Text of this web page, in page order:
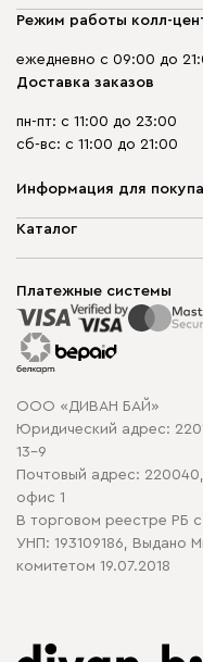
Режим работы колл-
ежедневно с 09:00 до
Доставка заказов
пн-пт: с 11:00 до 23:00
сб-вс: с 11:00 до 21:00
Информация для
О компании
Способы оплаты
Рассрочка и кредит
Гарантия
Карта сайта
Политика
Политика в отношении
Каталог
Корпусная мебель
Распродажа мебели
Платежные системы
ООО «ДИВАН БАЙ»
Юридический адрес:
13-9
Почтовый адрес:
офис 1
В торговом реестре РБ
УНП: 193109186, Выдано
комитетом 19.07.2018